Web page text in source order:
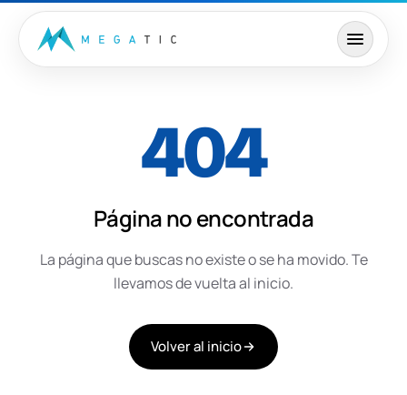
Saltar al contenido
404
Página no encontrada
La página que buscas no existe o se ha movido. Te
llevamos de vuelta al inicio.
Volver al inicio